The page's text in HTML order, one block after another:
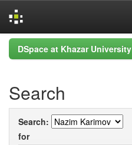
Skip
navigation
DSpace at Khazar University
Search
Search:
for